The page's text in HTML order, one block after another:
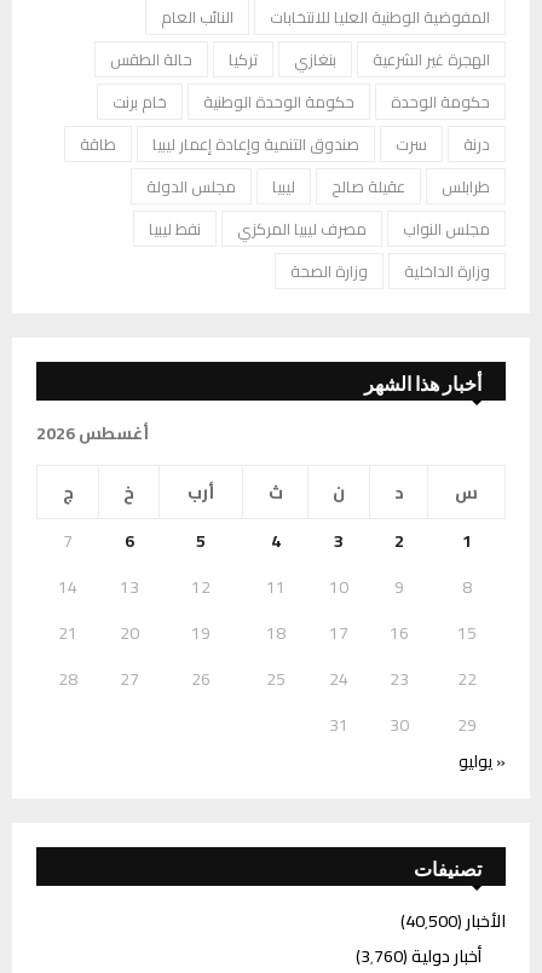
المفوضية الوطنية العليا للانتخابات
النائب العام
الهجرة غير الشرعية
بنغازي تركيا
حالة الطقس
حكومة الوحدة
حكومة الوحدة الوطنية
خام برنت
درنة
سرت صندوق التنمية وإعادة إعمار ليبيا
طاقة
طرابلس
عقيلة صالح ليبيا
مجلس الدولة
مجلس النواب
مصرف ليبيا المركزي
نفط ليبيا
وزارة الداخلية
وزارة الصحة
أخبار هذا الشهر
أغسطس 2026
س
د ن ث أرب خ
ج
1
2
3
4
5
6
7
8
9
10
11
12
13
14
15
16
17
18
19
20
21
22
23
24
25
26
27
28
29
30
31
« يوليو
تصنيفات
الأخبار(40٬500)
أخبار دولية(3٬760)